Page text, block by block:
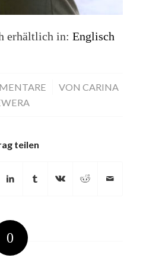
erhältlich in: Englisch
/ VONCARINA
teilen
0